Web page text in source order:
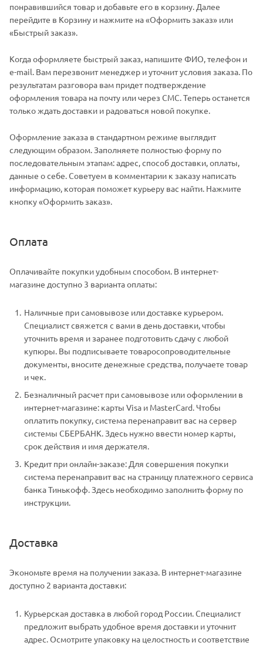
понравившийся товар и добавьте его в корзину. Далее
перейдите в Корзину и нажмите на «Оформить заказ» или
«Быстрый заказ».
Когда оформляете быстрый заказ, напишите ФИО, телефон и
e-mail. Вам перезвонит менеджер и уточнит условия заказа. По
результатам разговора вам придет подтверждение
оформления товара на почту или через СМС. Теперь останется
только ждать доставки и радоваться новой покупке.
Оформление заказа в стандартном режиме выглядит
следующим образом. Заполняете полностью форму по
последовательным этапам: адрес, способ доставки, оплаты,
данные о себе. Советуем в комментарии к заказу написать
информацию, которая поможет курьеру вас найти. Нажмите
кнопку «Оформить заказ».
Оплата
Оплачивайте покупки удобным способом. В интернет-
магазине доступно 3 варианта оплаты:
Наличные при самовывозе или доставке курьером.
Специалист свяжется с вами в день доставки, чтобы
уточнить время и заранее подготовить сдачу с любой
купюры. Вы подписываете товаросопроводительные
документы, вносите денежные средства, получаете товар
и чек.
Безналичный расчет при самовывозе или оформлении в
интернет-магазине: карты Visa и MasterCard. Чтобы
оплатить покупку, система перенаправит вас на сервер
системы СБЕРБАНК. Здесь нужно ввести номер карты,
срок действия и имя держателя.
Кредит при онлайн-заказе: Для совершения покупки
система перенаправит вас на страницу платежного сервиса
банка Тинькофф. Здесь необходимо заполнить форму по
инструкции.
Доставка
Экономьте время на получении заказа. В интернет-магазине
доступно 2 варианта доставки:
Курьерская доставка в любой город России. Специалист
предложит выбрать удобное время доставки и уточнит
адрес. Осмотрите упаковку на целостность и соответствие